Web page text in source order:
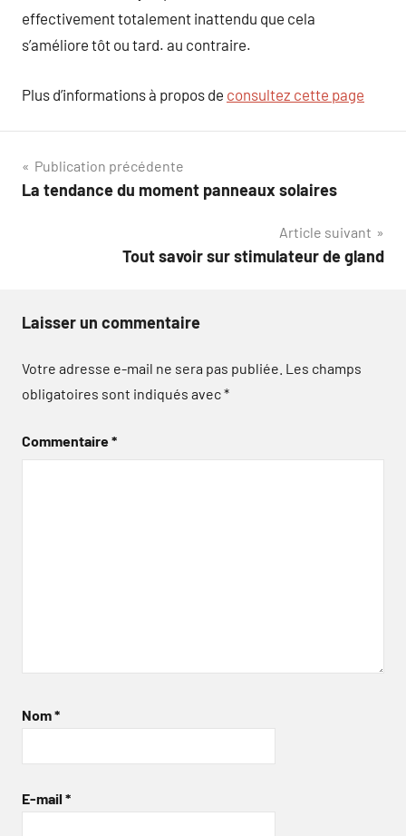
effectivement totalement inattendu que cela
s’améliore tôt ou tard. au contraire.
Plus d’informations à propos de consultez cette page
Navigation
de
Publication précédente
La tendance du moment panneaux solaires
Article suivant
Tout savoir sur stimulateur de gland
Laisser un commentaire
Votre adresse e-mail ne sera pas publiée. Les champs
obligatoires sont indiqués avec*
Commentaire*
Nom*
E-mail *